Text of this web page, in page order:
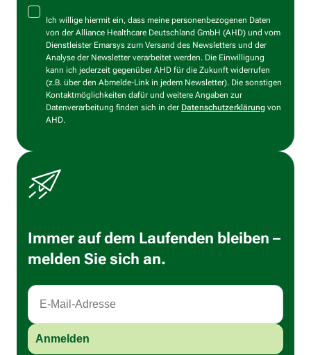
Ich willige hiermit ein, dass meine personenbezogenen Daten
von der Alliance Healthcare Deutschland GmbH (AHD) und vom
Dienstleister Emarsys zum Versand des Newsletters und der
Analyse der Newsletter verarbeitet werden. Die Einwilligung
kann ich jederzeit gegenüber AHD für die Zukunft widerrufen
(z.B. über den Abmelde-Link in jedem Newsletter). Die sonstigen
Kontaktmöglichkeiten dafür und weitere Angaben zur
Datenverarbeitung finden sich in der Datenschutzerklärung von
AHD.
Immer auf dem Laufenden bleiben –
melden Sie sich an.